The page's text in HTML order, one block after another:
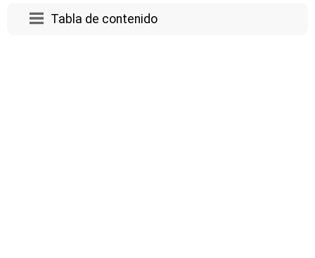
Tabla de contenido